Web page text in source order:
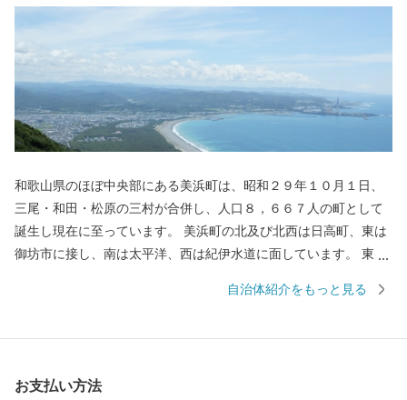
和歌山県のほぼ中央部にある美浜町は、昭和２９年１０月１日、
三尾・和田・松原の三村が合併し、人口８，６６７人の町として
誕生し現在に至っています。 美浜町の北及び北西は日高町、東は
御坊市に接し、南は太平洋、西は紀伊水道に面しています。 東西
平方キロメートルの町で、面積では和歌山県下で二番目に狭い町
く受けています。 太平洋に面する砂州海岸には、全長約４．５キ
自治体紹介をもっと見る
お支払い方法